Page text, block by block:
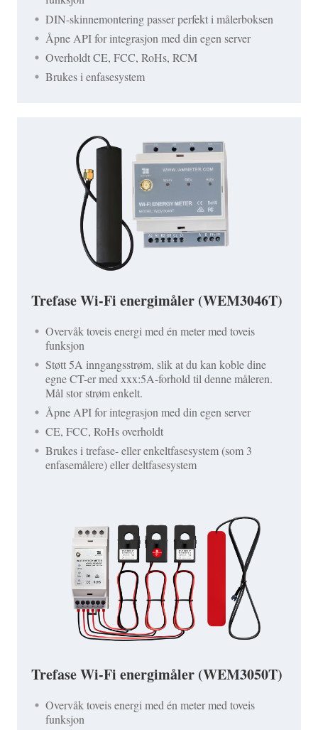
DIN-skinnemontering passer perfekt i målerboksen
Åpne API for integrasjon med din egen server
Overholdt CE, FCC, RoHs, RCM
Brukes i enfasesystem
Trefase Wi-Fi energimåler (WEM3046T)
Overvåk toveis energi med én meter med toveis
funksjon
Støtt 5A inngangsstrøm, slik at du kan koble dine
egne CT-er med xxx:5A-forhold til denne måleren.
Mål stor strøm enkelt.
Åpne API for integrasjon med din egen server
CE, FCC, RoHs overholdt
Brukes i trefase- eller enkeltfasesystem (som 3
enfasemålere) eller deltfasesystem
Trefase Wi-Fi energimåler (WEM3050T)
Overvåk toveis energi med én meter med toveis
funksjon